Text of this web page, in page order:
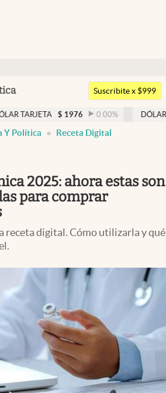
Argentina
Uruguay
Suscribite x $999
$ 1976 0.00 % DÓLAR MEP
Y Política Receta Digital
2025: ahora estas son
para comprar
receta digital. Cómo utilizarla y qué